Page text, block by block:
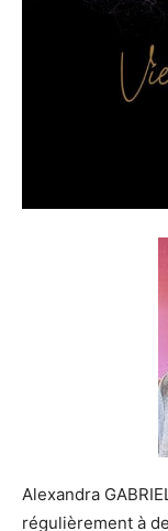
Alexandra
régulièrement à